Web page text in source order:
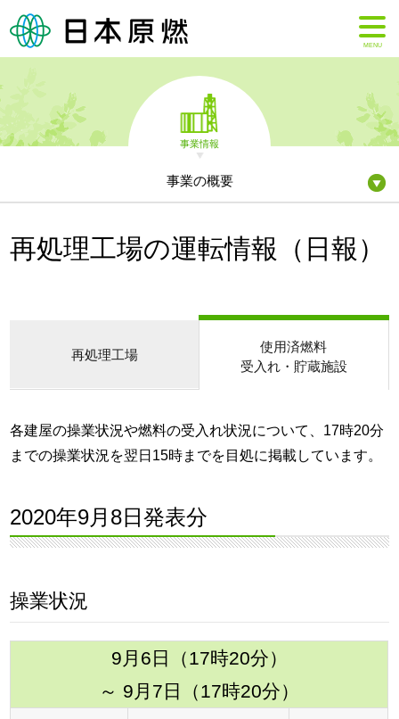
MENU
事業情報
事業の概要
再処理工場の運転情報（日報）
再処理工場
使用済燃料
受入れ・貯蔵施設
各建屋の操業状況や燃料の受入れ状況について、17時20分
までの操業状況を翌日15時までを目処に掲載しています。
2020年9月8日発表分
操業状況
9月6日（17時20分）
～ 9月7日（17時20分）